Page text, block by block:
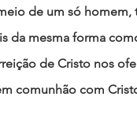
de um só
da mesma forma
de Cristo nos
comunhão com